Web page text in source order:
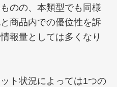
のの、本類型でも同様
商品内での優位性を訴
報量としては多くなり
ト状況によっては1つの